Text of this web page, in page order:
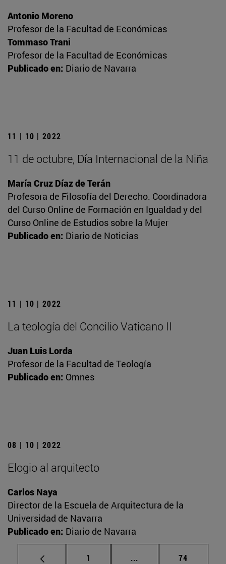
Antonio Moreno
Profesor de la Facultad de Económicas
Tommaso Trani
Profesor de la Facultad de Económicas
Publicado en: Diario de Navarra
11 | 10 | 2022
11 de octubre, Día Internacional de la Niña
María Cruz Díaz de Terán
Profesora de Filosofía del Derecho. Coordinadora
del Curso Online de Formación en Igualdad y del
Curso Online de Estudios sobre la Mujer
Publicado en: Diario de Noticias
11 | 10 | 2022
La teología del Concilio Vaticano II
Juan Luis Lorda
Profesor de la Facultad de Teología
Publicado en: Omnes
08 | 10 | 2022
Elogio al arquitecto
Carlos Naya
Director de la Escuela de Arquitectura de la
Universidad de Navarra
Publicado en: Diario de Navarra
Página
1 ... Páginas intermedias
Página
74